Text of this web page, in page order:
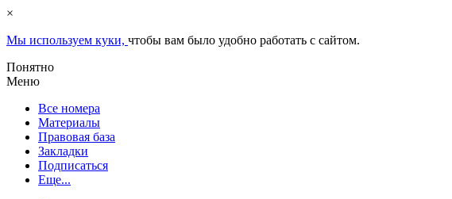
×
Мы используем куки, чтобы вам было удобно работать с сайтом.
Понятно
Меню
Все номера
Материалы
Правовая база
Закладки
Подписаться
Еще...